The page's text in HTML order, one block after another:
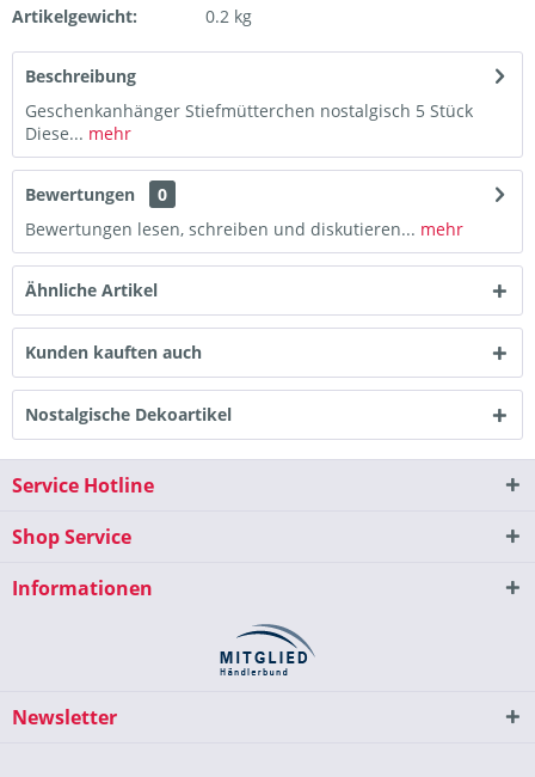
Artikelgewicht:
0.2 kg
Beschreibung
Geschenkanhänger Stiefmütterchen nostalgisch 5 Stück
Diese... mehr
Bewertungen
0
Bewertungen lesen, schreiben und diskutieren... mehr
Ähnliche Artikel
Kunden kauften auch
Nostalgische Dekoartikel
Service Hotline
Shop Service
Informationen
Newsletter